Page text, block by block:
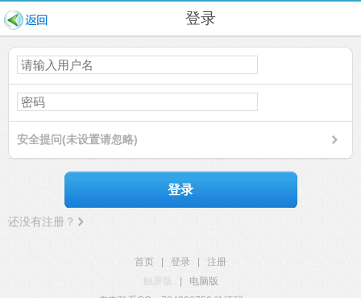
登录
安全提问(未设置请忽略)
登录
还没有注册？
首页 登录
注册
触屏版
电脑版